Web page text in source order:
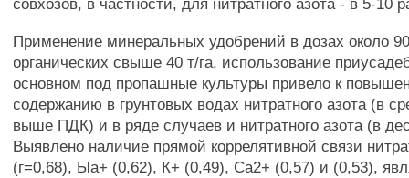
совхозов, в частности, для нитратного азота - в 5-10
Применение минеральных удобрений в дозах около 90
органических свыше 40 т/га, использование
основном под пропашные культуры привело к
содержанию в грунтовых водах нитратного азота (в
выше ПДК) и в ряде случаев и нитратного азота (в
Выявлено наличие прямой коррелятивной связи
(г=0,68), Ыа+ (0,62), К+ (0,49), Са2+ (0,57) и (0,53),